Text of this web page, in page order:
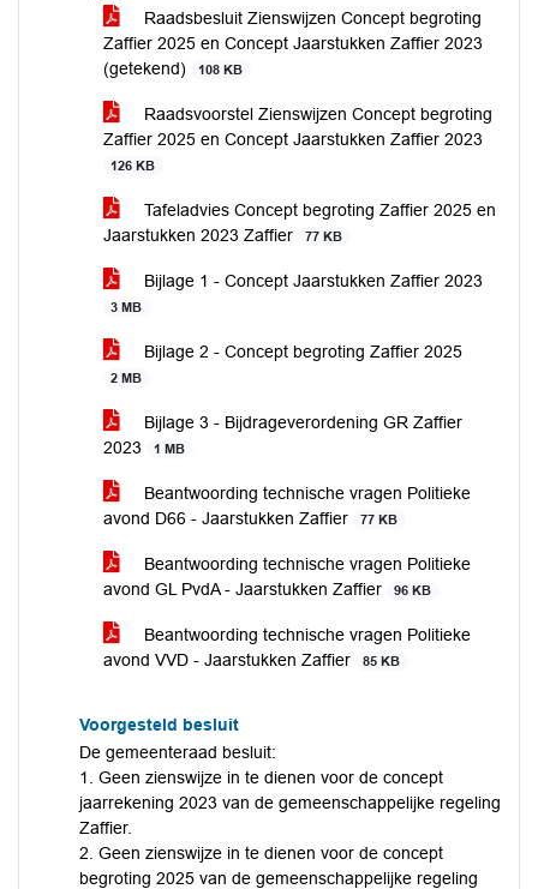
Raadsbesluit Zienswijzen Concept begroting
Zaffier 2025 en Concept Jaarstukken Zaffier 2023
(getekend)
108 KB
Raadsvoorstel Zienswijzen Concept begroting
Zaffier 2025 en Concept Jaarstukken Zaffier 2023
126 KB
Tafeladvies Concept begroting Zaffier 2025 en
Jaarstukken 2023 Zaffier
77 KB
Bijlage 1 - Concept Jaarstukken Zaffier 2023
3 MB
Bijlage 2 - Concept begroting Zaffier 2025
2 MB
Bijlage 3 - Bijdrageverordening GR Zaffier
2023
1 MB
Beantwoording technische vragen Politieke
avond D66 - Jaarstukken Zaffier
77 KB
Beantwoording technische vragen Politieke
avond GL PvdA - Jaarstukken Zaffier
96 KB
Beantwoording technische vragen Politieke
avond VVD - Jaarstukken Zaffier
85 KB
Voorgesteld besluit
De gemeenteraad besluit:
1. Geen zienswijze in te dienen voor de concept
jaarrekening 2023 van de gemeenschappelijke regeling
Zaffier.
2. Geen zienswijze in te dienen voor de concept
begroting 2025 van de gemeenschappelijke regeling